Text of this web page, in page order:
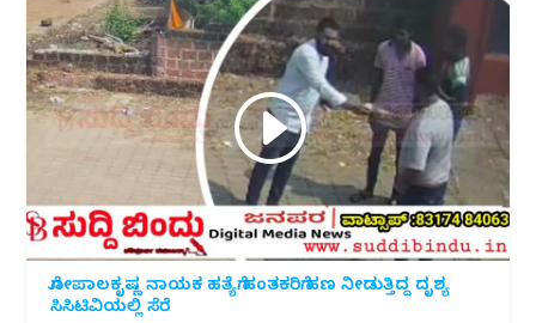
ಗೋಪಾಲಕೃಷ್ಣ ನಾಯಕ ಹತ್ಯೆಗೆ ಹಂತಕರಿಗೆ ಹಣ ನೀಡುತ್ತಿದ್ದ ದೃಶ್ಯ
ಸಿಸಿಟಿವಿಯಲ್ಲಿ ಸೆರೆ